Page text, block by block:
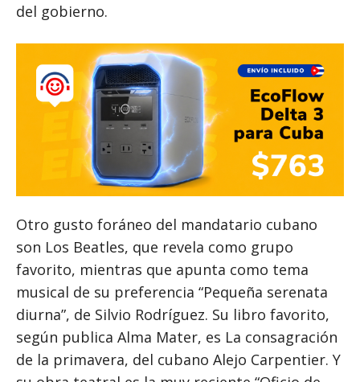
del gobierno.
Otro gusto foráneo del mandatario cubano
son Los Beatles, que revela como grupo
favorito, mientras que apunta como tema
musical de su preferencia “Pequeña serenata
diurna”, de Silvio Rodríguez. Su libro favorito,
según publica Alma Mater, es La consagración
de la primavera, del cubano Alejo Carpentier. Y